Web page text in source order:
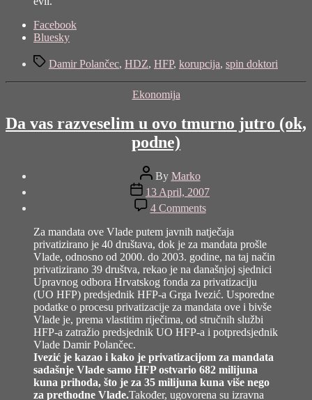
Share
"Spin
rade
Facebook
Bluesky
TagsDamir Polančec, HDZ, HFP, korupcija, spin doktori
Categories
Ekonomija
Da vas razveselim u ovo tmurno jutro (ok,
podne)
Post
author
By Marko
Post
date
13 April, 2007
4 Commentson
Da
vas
razveselim
u
ovo
tmurno
jutro
(ok,
podne)
Za mandata ove Vlade putem javnih natječaja
privatizirano je 40 društava, dok je za mandata prošle
Vlade, odnosno od 2000. do 2003. godine, na taj način
privatizirano 39 društva, rekao je na današnjoj sjednici
Upravnog odbora Hrvatskog fonda za privatizaciju
(UO HFP) predsjednik HFP-a Grga Ivezić. Usporedne
podatke o procesu privatizacije za mandata ove i bivše
Vlade je, prema vlastitim riječima, od stručnih službi
HFP-a zatražio predsjednik UO HFP-a i potpredsjednik
Vlade Damir Polančec.
Ivezić je kazao i kako je privatizacijom za mandata
sadašnje Vlade samo HFP ostvario 682 milijuna
kuna prihoda, što je za 35 milijuna kuna više nego
za prethodne Vlade.Također, ugovorena su izravna